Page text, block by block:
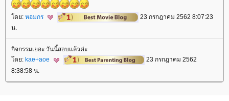
ดย: หอมกร
23 กรกฎาคม 2562 8:07:23
น.
กิจกรรมเยอะ วันนี้สอบแล้วค่ะ
ดย: kae+aoe
23 กรกฎาคม 2562
8:38:58 น.